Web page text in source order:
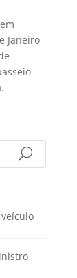
Janeiro